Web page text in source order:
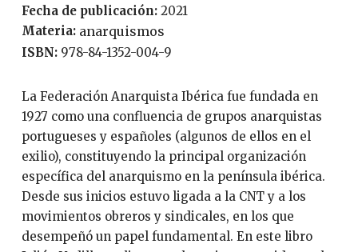
Fecha de publicación:
2021
Materia: anarquismos
ISBN: 978-84-1352-004-9
La Federación Anarquista Ibérica fue fundada en
1927 como una confluencia de grupos anarquistas
portugueses y españoles (algunos de ellos en el
exilio), constituyendo la principal organización
específica del anarquismo en la península ibérica.
Desde sus inicios estuvo ligada a la CNT y a los
movimientos obreros y sindicales, en los que
desempeñó un papel fundamental. En este libro